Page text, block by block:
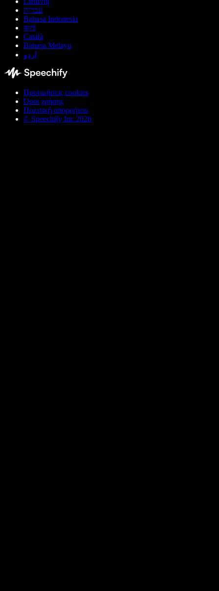
עברית
Bahasa Indonesia
বাংলা
Català
Bahasa Melayu
اردو
Προτιμήσεις cookies
Όροι χρήσης
Πολιτική απορρήτου
© Speechify Inc 2026